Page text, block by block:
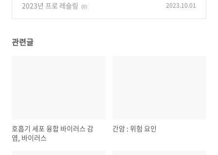
2023년 프로 레슬링 (0) 2023.10.01
관련글
호흡기 세포 융합 바이러스 감
염, 바이러스
간암 : 위험 요인